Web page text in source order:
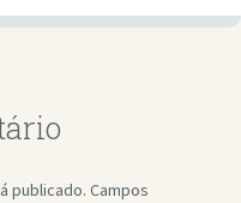
publicado. Campos